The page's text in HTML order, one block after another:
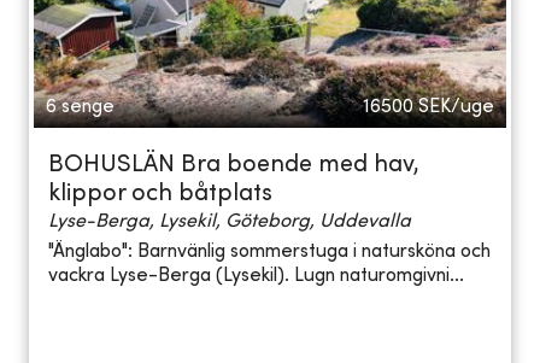
6 senge 16500 SEK/uge
BOHUSLÄN Bra boende med hav,
klippor och båtplats
Lyse-Berga, Lysekil, Göteborg, Uddevalla
"Änglabo": Barnvänlig sommerstuga i natursköna och
vackra Lyse-Berga (Lysekil). Lugn naturomgivni...